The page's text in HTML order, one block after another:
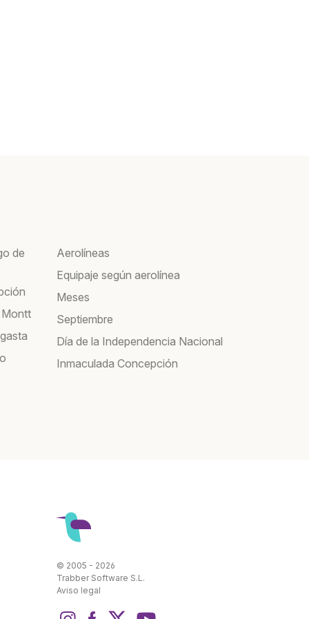
de
Aerolíneas
Equipaje según aerolínea
Meses
Septiembre
Día de la Independencia Nacional
Inmaculada Concepción
© 2005 - 2026
Trabber Software S.L.
Aviso legal